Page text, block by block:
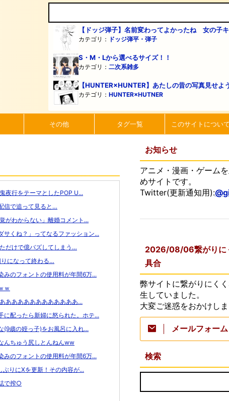
【ドッジ弾子】名前変わってよかったね 女の子
カテゴリ： ドッジ弾平・弾子
S・M・Lから選べるサイズ！！
カテゴリ： 二次系雑多
【HUNTER×HUNTER】あたしの昔の写真見せよ
カテゴリ： HUNTER×HUTNER
その他 タグ一覧 このサイトについて
夜行をテーマとしたPOP U...
信で追って見ると…
わからない」離婚コメント...
サくね？」ってなるファッション...
だけで億バズしてしまう…
になって終わる…
みのフォントの使用料が年間6万...
ｗ
ああああああああああああ...
に配ったら新婦に怒られた。ホテ...
(9歳の姪っ子)をお風呂に入れ...
んちゅう尻しとんねんww
みのフォントの使用料が年間6万...
ぶりにXを更新！その内容が...
で搾○
お知らせ
アニメ・漫画・ゲーム
めサイトです。
Twitter(更新通知用):
2026/08/06繋がりに
具合
弊サイトに繋がりにく
生していました。
大変ご迷惑をおかけしま
メールフォーム
検索